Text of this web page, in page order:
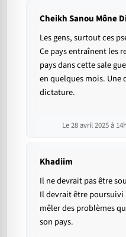
Cheikh Sanou Mône
Les gens, surtout ces
Ce pays entraînent les
pays dans cette sale
en quelques mois. Une
dictature.
Le 28 avril 2025 à
Khadiim
Il ne devrait pas être
Il devrait être
mêler des problèmes
son pays.